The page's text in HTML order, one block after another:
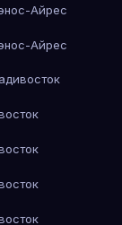
Айрес
Айрес